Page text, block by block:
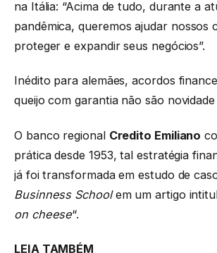
na Itália: “Acima de tudo, durante a
pandêmica, queremos ajudar nossos
proteger e expandir seus negócios”.
Inédito para alemães, acordos
queijo com garantia não são
O banco regional Credito Emiliano
prática desde 1953, tal estratégia
já foi transformada em estudo de
Businness Schoolem um artigo
on cheese“.
LEIA TAMBÉM